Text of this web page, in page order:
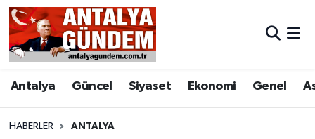
Antalya Güncel Siyaset Ekonomi Genel
HABERLER ANTALYA
Antalya
Asayiş
Bilim & Teknoloji
Antalya Nöbetçi Eczaneler
Antalya Hava Durumu
Antalya Namaz Vakitleri